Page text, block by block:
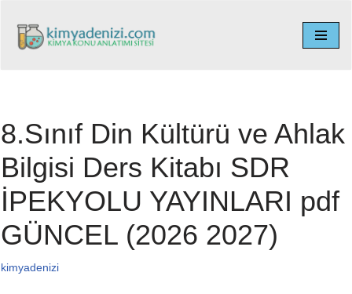
İçeriğe
8.Sınıf Din Kültürü ve Ahlak
Bilgisi Ders Kitabı SDR
İPEKYOLU YAYINLARI pdf
GÜNCEL (2026 2027)
kimyadenizi